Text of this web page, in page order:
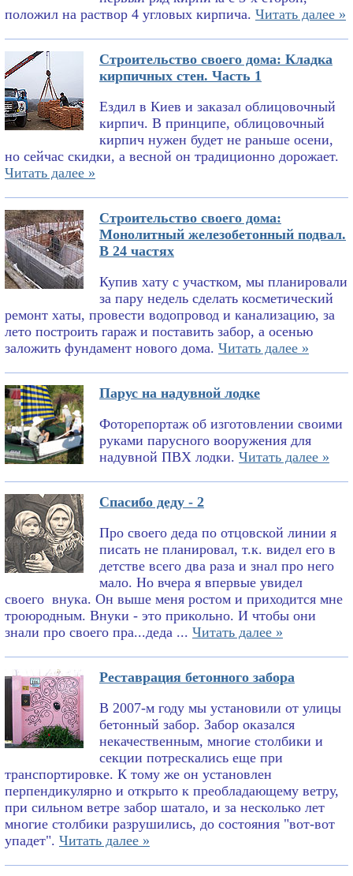
положил на раствор 4 угловых кирпича. Читать далее »
Строительство своего дома: Кладка
кирпичных стен. Часть 1
Ездил в Киев и заказал облицовочный
кирпич. В принципе, облицовочный
кирпич нужен будет не раньше осени,
но сейчас скидки, а весной он традиционно дорожает.
Читать далее »
Строительство своего дома:
Монолитный железобетонный подвал.
В 24 частях
Купив хату с участком, мы планировали
за пару недель сделать косметический
ремонт хаты, провести водопровод и канализацию, за
лето построить гараж и поставить забор, а осенью
заложить фундамент нового дома. Читать далее »
Парус на надувной лодке
Фоторепортаж об изготовлении своими
руками парусного вооружения для
надувной ПВХ лодки. Читать далее »
Спасибо деду - 2
Про своего деда по отцовской линии я
писать не планировал, т.к. видел его в
детстве всего два раза и знал про него
мало. Но вчера я впервые увидел
своего внука. Он выше меня ростом и приходится мне
троюродным. Внуки - это прикольно. И чтобы они
знали про своего пра...деда ... Читать далее »
Реставрация бетонного забора
В 2007-м году мы установили от улицы
бетонный забор. Забор оказался
некачественным, многие столбики и
секции потрескались еще при
транспортировке. К тому же он установлен
перпендикулярно и открыто к преобладающему ветру,
при сильном ветре забор шатало, и за несколько лет
многие столбики разрушились, до состояния "вот-вот
упадет". Читать далее »